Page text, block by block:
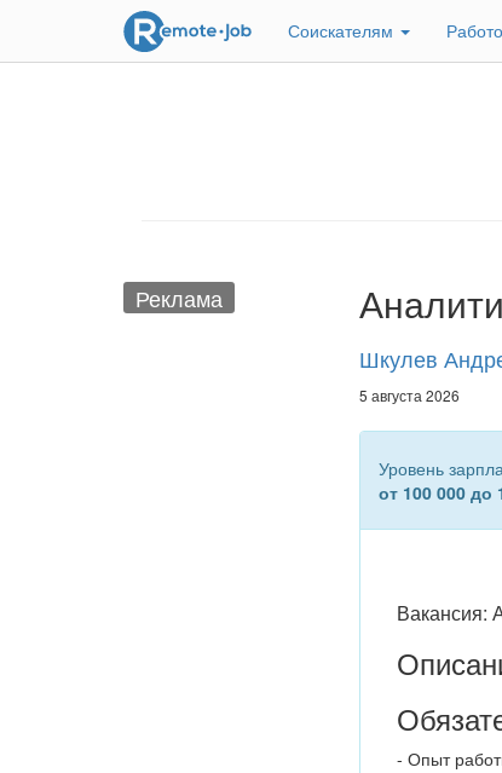
Соискателям
Реклама
Шкулев
5 августа 2026
Уровень
от 100 000 до
Вакансия:
- Опыт